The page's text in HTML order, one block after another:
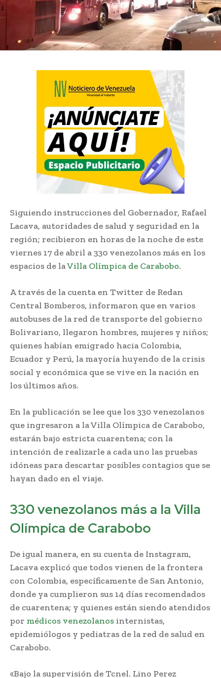
Siguiendo instrucciones del Gobernador, Rafael
Lacava, autoridades de salud y seguridad en la
región; recibieron en horas de la noche de este
viernes 17 de abril a 330 venezolanos más en los
espacios de laVilla Olímpica de Carabobo.
A través de la cuenta en Twitter de Redan
Central Bomberos, informaron que en varios
autobuses de la red de transporte del gobierno
Bolivariano, llegaron hombres, mujeres y niños;
quienes habían emigrado hacia Colombia,
Ecuador y Perú, la mayoría huyendo de la crisis
social y económica que se vive en la nación en
los últimos años.
En la publicación se lee que los 330 venezolanos
que ingresaron a la Villa Olímpica de Carabobo,
estarán bajo estricta cuarentena; con la
intención de realizarle a cada uno las pruebas
idóneas para descartar posibles contagios que se
hayan dado en el viaje.
330 venezolanos más a la Villa
Olímpica de Carabobo
De igual manera, en su cuenta de Instagram,
Lacava explicó que todos vienen de la frontera
con Colombia, específicamente de San Antonio,
donde ya cumplieron sus 14 días recomendados
de cuarentena; y quienes están siendo atendidos
por médicos venezolanos internistas,
epidemiólogos y pediatras de la red de salud en
Carabobo.
«Bajo la supervisión de Tcnel. Lino Perez